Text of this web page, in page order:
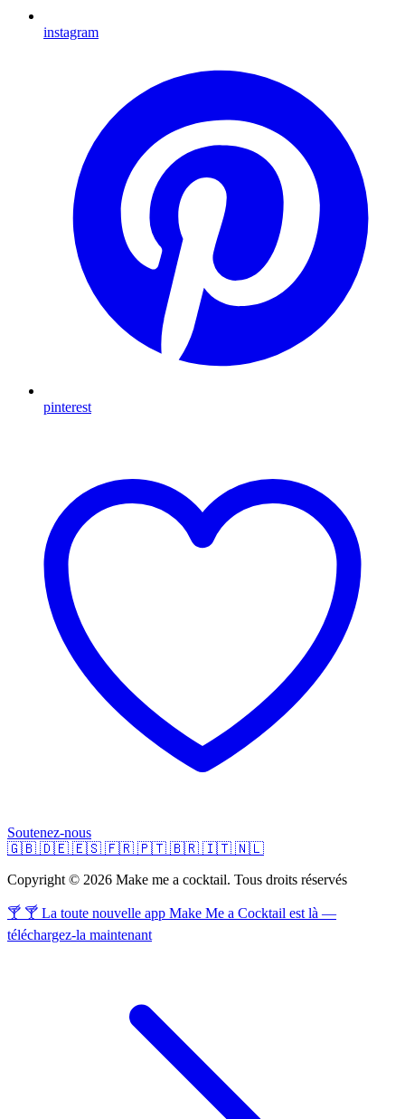
instagram
pinterest
Soutenez-nous
🇬🇧 🇩🇪 🇪🇸 🇫🇷 🇵🇹 🇧🇷 🇮🇹 🇳🇱
Copyright © 2026 Make me a cocktail. Tous droits réservés
🍸 🍸 La toute nouvelle app Make Me a Cocktail est là —
téléchargez-la maintenant